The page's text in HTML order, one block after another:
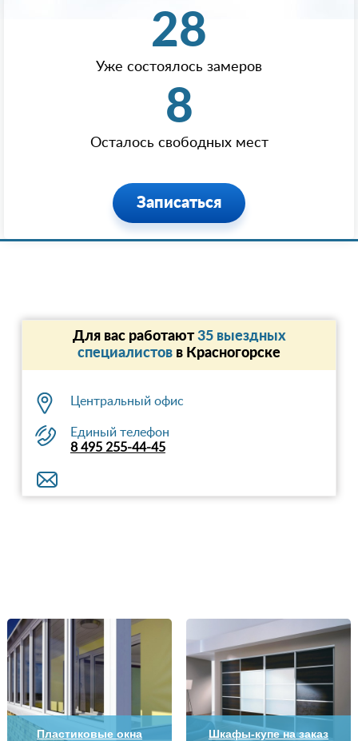
28
Уже состоялось замеров
8
Осталось свободных мест
Записаться
Для вас работают35 выездных
специалистов в Красногорске
Центральный офис
Единый телефон
8 495 255-44-45
Пластиковые окна Шкафы-купе на заказ